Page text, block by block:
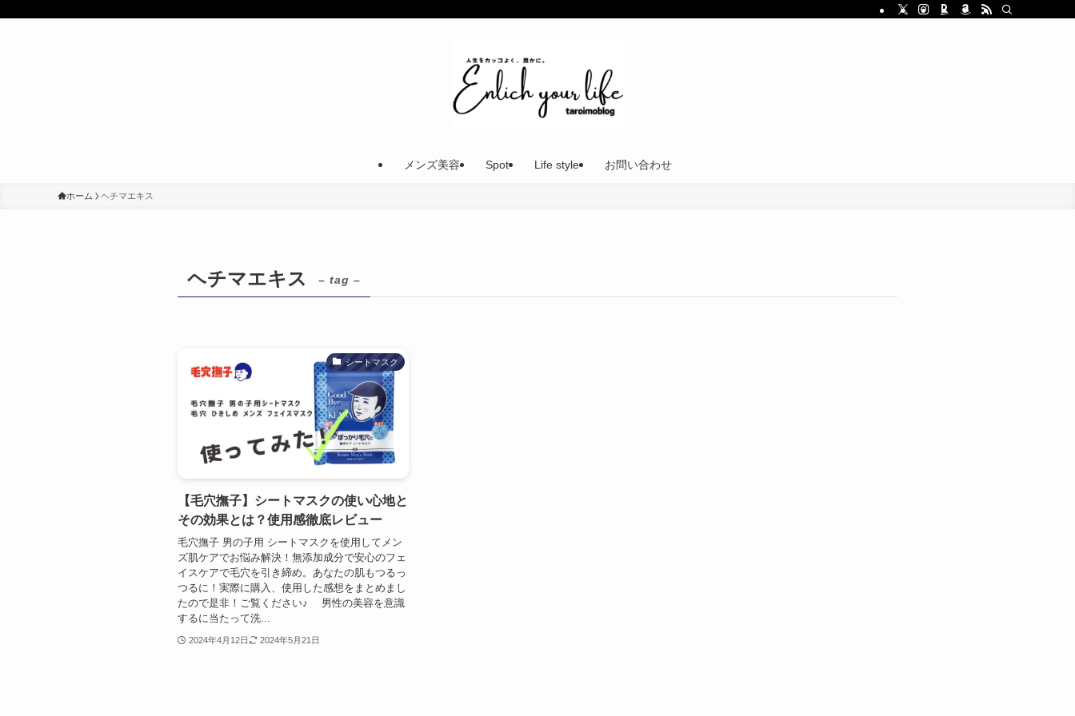
メンズ美容 Spot Life style お問い合わせ
ホーム ヘチマエキス
ヘチマエキス – tag –
シートマスク
【毛穴撫子】シートマスクの使い心地と
その効果とは？使用感徹底レビュー
毛穴撫子 男の子用 シートマスクを使用してメン
ズ肌ケアでお悩み解決！無添加成分で安心のフェ
イスケアで毛穴を引き締め。あなたの肌もつるっ
つるに！実際に購入、使用した感想をまとめまし
たので是非！ご覧ください♪ 男性の美容を意識
するに当たって洗...
2024年4月12日 2024年5月21日